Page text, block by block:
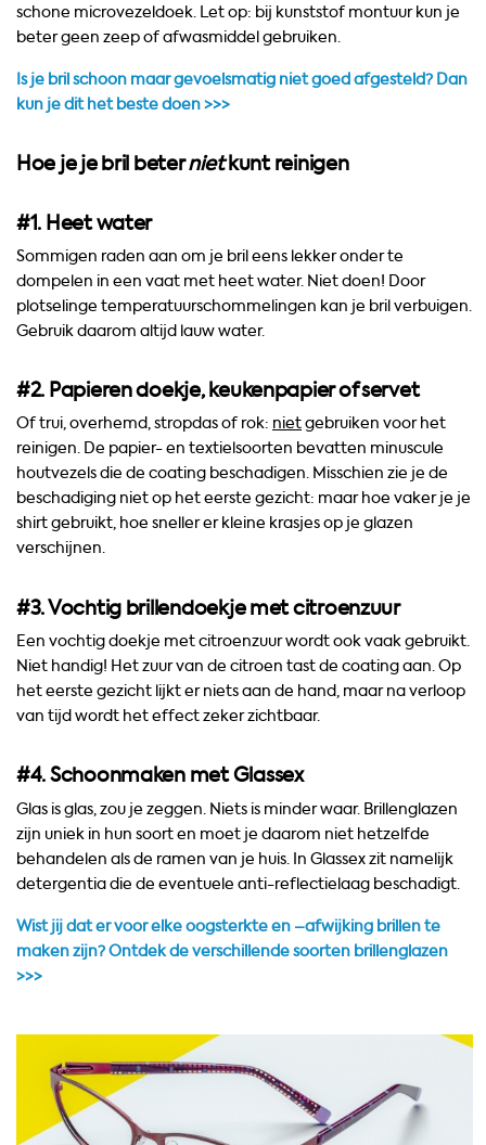
schone microvezeldoek. Let op: bij kunststof montuur kun je
beter geen zeep of afwasmiddel gebruiken.
Is je bril schoon maar gevoelsmatig niet goed afgesteld? Dan
kun je dit het beste doen >>>
Hoe je je bril beternietkunt reinigen
#1. Heet water
Sommigen raden aan om je bril eens lekker onder te
dompelen in een vaat met heet water. Niet doen! Door
plotselinge temperatuurschommelingen kan je bril verbuigen.
Gebruik daarom altijd lauw water.
#2. Papieren doekje, keukenpapier of servet
Of trui, overhemd, stropdas of rok: nietgebruiken voor het
reinigen. De papier- en textielsoorten bevatten minuscule
houtvezels die de coating beschadigen. Misschien zie je de
beschadiging niet op het eerste gezicht: maar hoe vaker je je
shirt gebruikt, hoe sneller er kleine krasjes op je glazen
verschijnen.
#3. Vochtig brillendoekje met citroenzuur
Een vochtig doekje met citroenzuur wordt ook vaak gebruikt.
Niet handig! Het zuur van de citroen tast de coating aan. Op
het eerste gezicht lijkt er niets aan de hand, maar na verloop
van tijd wordt het effect zeker zichtbaar.
#4. Schoonmaken met Glassex
Glas is glas, zou je zeggen. Niets is minder waar. Brillenglazen
zijn uniek in hun soort en moet je daarom niet hetzelfde
behandelen als de ramen van je huis. In Glassex zit namelijk
detergentia die de eventuele anti-reflectielaag beschadigt.
Wist jij dat er voor elke oogsterkte en –afwijking brillen te
maken zijn? Ontdek de verschillende soorten brillenglazen
>>>